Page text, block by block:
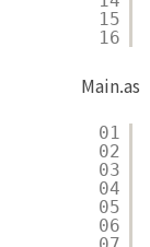
15
16
Main.as
01
02
03
04
05
06